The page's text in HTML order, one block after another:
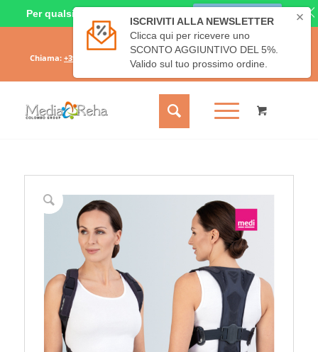
Il mio account
Carrello
Chiama: +39 331 6689828 - Scrivici: info@mediareha.it
- SPEDIZIONE
GRATUITA SOPRA I 50€
Per qualsiasi dubbio o richiesta